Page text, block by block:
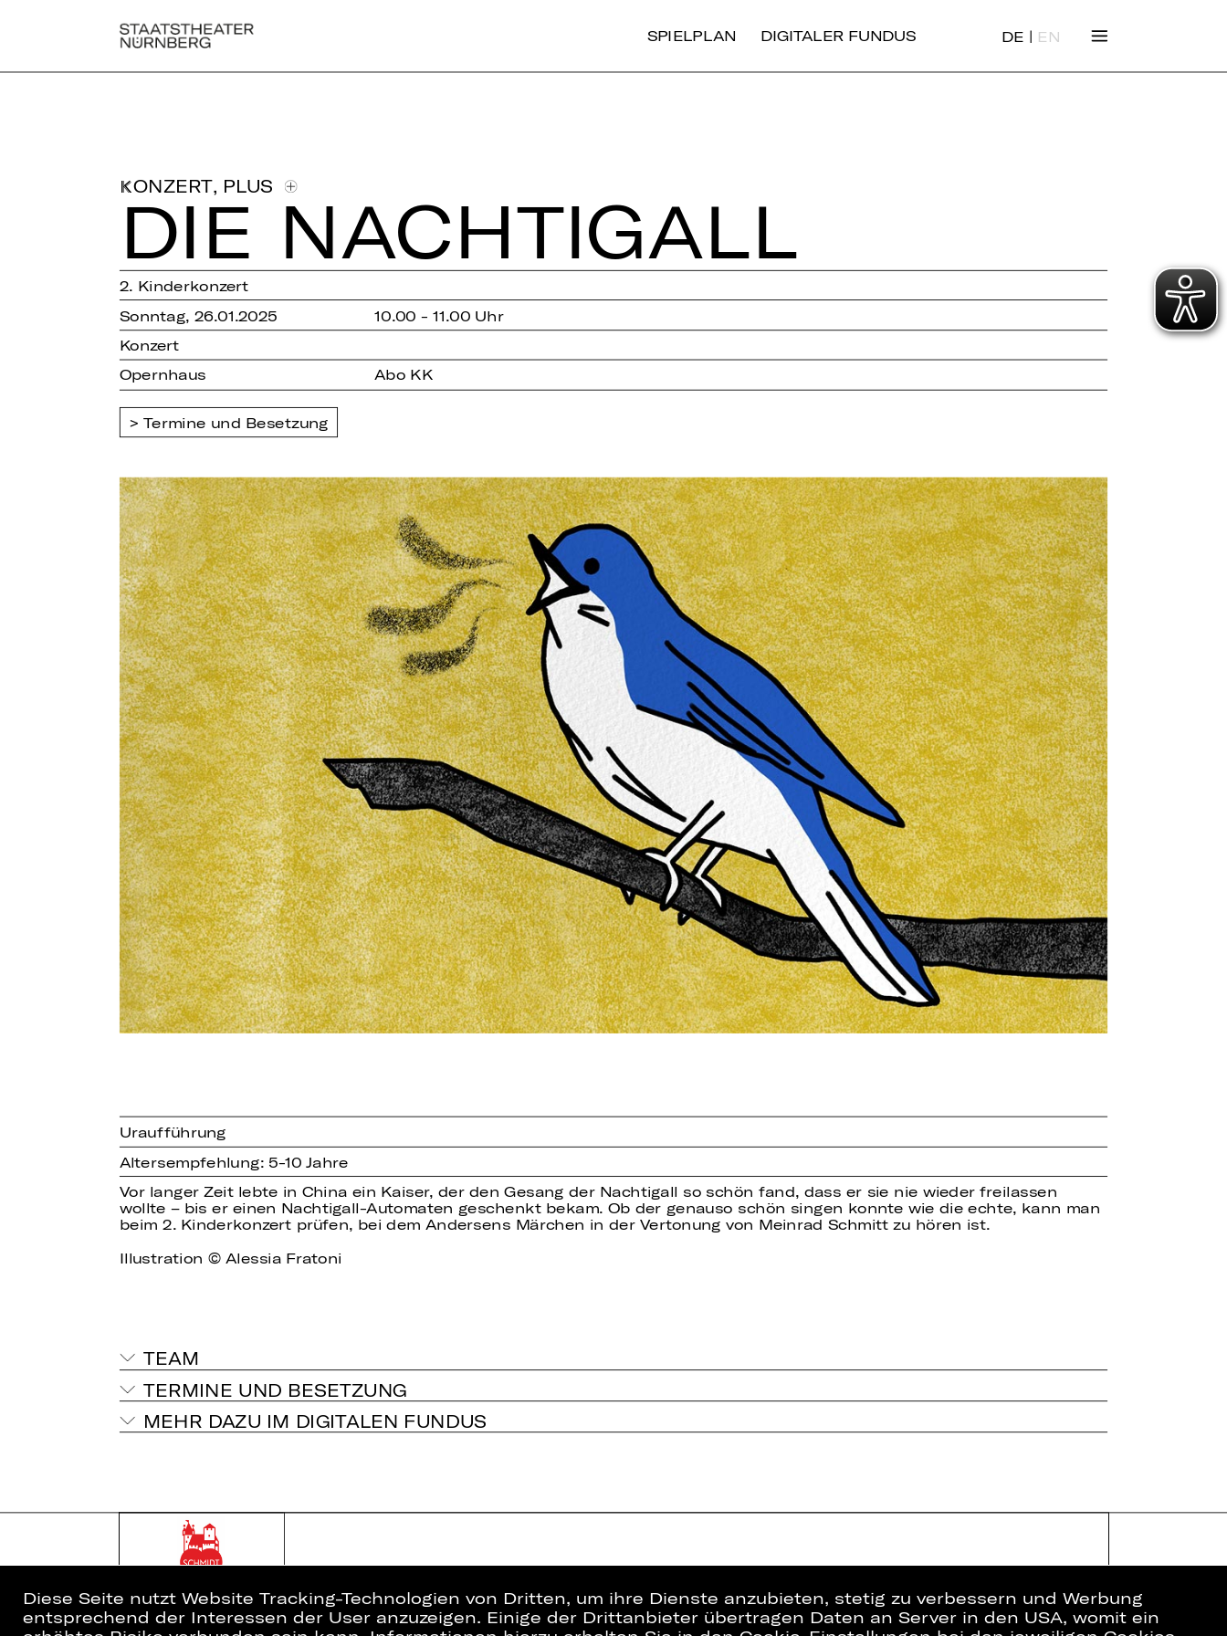
SPIELPLAN DIGITALER FUNDUS DE | EN
KONZERT , PLUS
DIE NACH­TI­GALL
2. Kinderkonzert
Sonntag, 26.01.2025
10.00 - 11.00 Uhr
Konzert
Opernhaus
Abo KK
Termine und Besetzung
Uraufführung
Altersempfehlung: 5-10 Jahre
Vor langer Zeit lebte in China ein Kaiser, der den Gesang der Nachtigall so schön fand, dass er sie nie wieder freilassen
wollte – bis er einen Nachtigall-Automaten geschenkt bekam. Ob der genauso schön singen konnte wie die echte, kann man
beim 2. Kinderkonzert prüfen, bei dem Andersens Märchen in der Vertonung von Meinrad Schmitt zu hören ist.
Illustration © Alessia Fratoni
TEAM
TERMINE UND BESETZUNG
MEHR DAZU IM DIGITALEN FUNDUS
Diese Seite nutzt Website Tracking-Technologien von Dritten, um ihre Dienste anzubieten, stetig zu verbessern und Werbung
entsprechend der Interessen der User anzuzeigen. Einige der Drittanbieter übertragen Daten an Server in den USA, womit ein